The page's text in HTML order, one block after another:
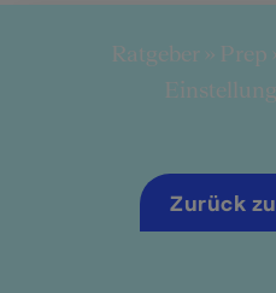
Ratgeber » Prep
Zurück